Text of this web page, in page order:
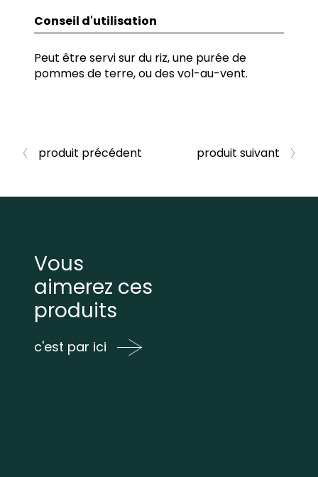
Conseil d'utilisation
Peut être servi sur du riz, une purée de
pommes de terre, ou des vol-au-vent.
produit précédent produit suivant
Vous
aimerez ces
produits
c'est par ici